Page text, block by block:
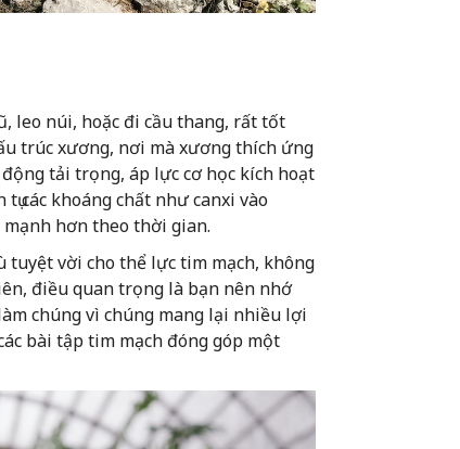
leo núi, hoặc đi cầu thang, rất tốt
trúc xương, nơi mà xương thích ứng
tải trọng, áp lực cơ học kích hoạt
các khoáng chất như canxi vào
mạnh hơn theo thời gian.
tuyệt vời cho thể lực tim mạch, không
điều quan trọng là bạn nên nhớ
chúng vì chúng mang lại nhiều lợi
bài tập tim mạch đóng góp một